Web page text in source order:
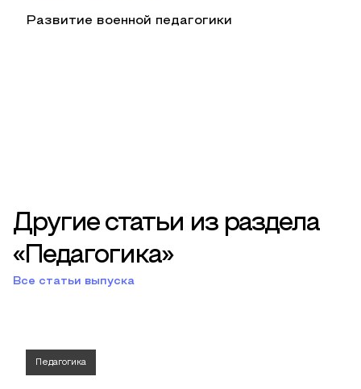
Развитие военной педагогики
Другие статьи из раздела
«Педагогика»
Все статьи выпуска
Педагогика